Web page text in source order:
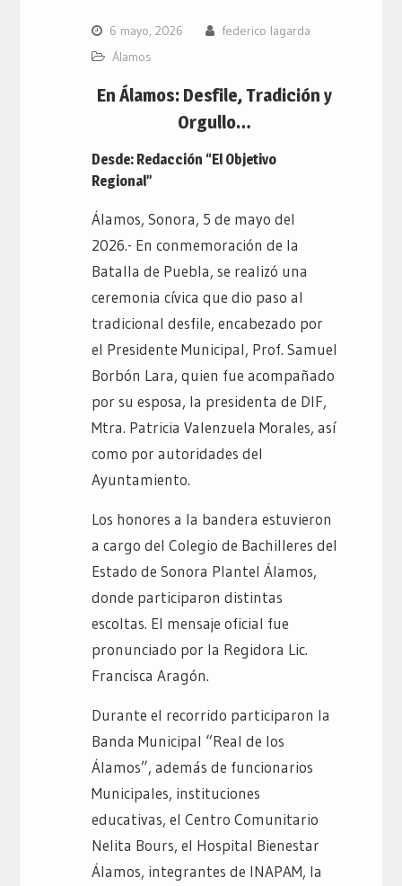
6 mayo, 2026
federico lagarda
Álamos
En Álamos: Desfile, Tradición y
Orgullo…
Desde: Redacción “El Objetivo
Regional”
Álamos, Sonora, 5 de mayo del
2026.- En conmemoración de la
Batalla de Puebla, se realizó una
ceremonia cívica que dio paso al
tradicional desfile, encabezado por
el Presidente Municipal, Prof. Samuel
Borbón Lara, quien fue acompañado
por su esposa, la presidenta de DIF,
Mtra. Patricia Valenzuela Morales, así
como por autoridades del
Ayuntamiento.
Los honores a la bandera estuvieron
a cargo del Colegio de Bachilleres del
Estado de Sonora Plantel Álamos,
donde participaron distintas
escoltas. El mensaje oficial fue
pronunciado por la Regidora Lic.
Francisca Aragón.
Durante el recorrido participaron la
Banda Municipal “Real de los
Álamos”, además de funcionarios
Municipales, instituciones
educativas, el Centro Comunitario
Nelita Bours, el Hospital Bienestar
Álamos, integrantes de INAPAM, la